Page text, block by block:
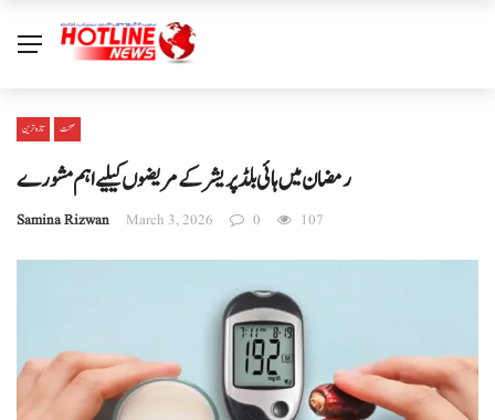
تازہ ترین صحت
رمضان میں ہائی بلڈپریشر کے مریضوں کیلیےاہم مشورے
Samina Rizwan March 3, 2026 0 107